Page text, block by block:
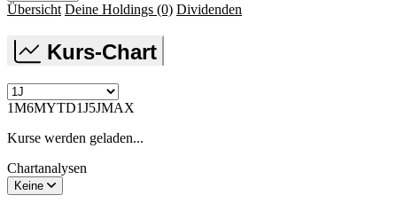
Übersicht Deine Holdings (0) Dividenden
Kurs-Chart
1M6MYTD1J5JMAX
Kurse werden geladen...
Chartanalysen
Keine